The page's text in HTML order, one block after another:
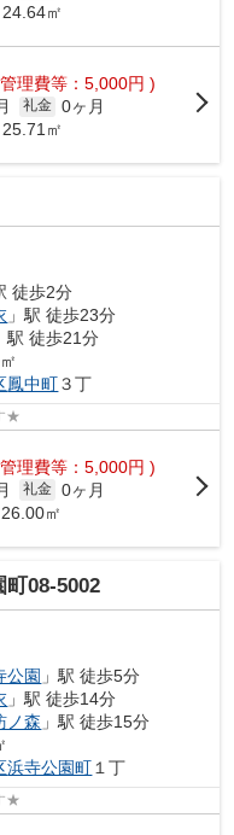
㎡
理費等：5,000円 )
礼金 0ヶ月
㎡
徒歩2分
」駅 徒歩23分
駅 徒歩21分
鳳中町３丁
★
理費等：5,000円 )
礼金 0ヶ月
㎡
08-5002
公園 」駅 徒歩5分
」駅 徒歩14分
ノ森 」駅 徒歩15分
浜寺公園町 １丁
★